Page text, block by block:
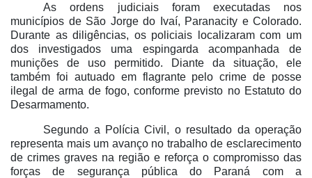
As ordens judiciais foram executadas nos
municípios de São Jorge do Ivaí, Paranacity e Colorado.
Durante as diligências, os policiais localizaram com um
dos investigados uma espingarda acompanhada de
munições de uso permitido. Diante da situação, ele
também foi autuado em flagrante pelo crime de posse
ilegal de arma de fogo, conforme previsto no Estatuto do
Desarmamento.
Segundo a Polícia Civil, o resultado da operação
representa mais um avanço no trabalho de esclarecimento
de crimes graves na região e reforça o compromisso das
forças de segurança pública do Paraná com a